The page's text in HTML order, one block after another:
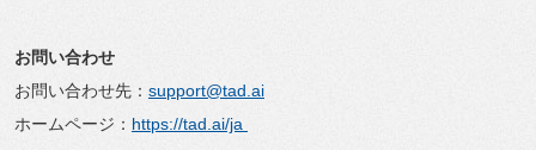
お問い合わせ
お問い合わせ先： support@tad.ai
ホームページ： https://tad.ai/ja